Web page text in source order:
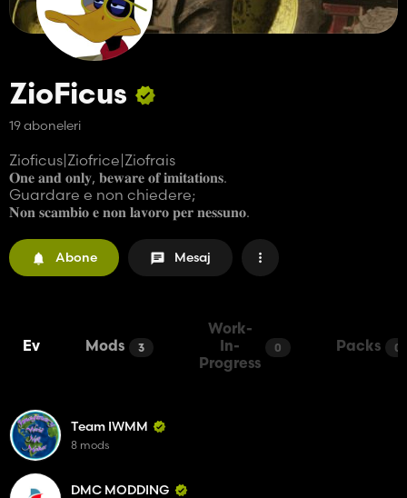
ZioFicus
19 aboneleri
Zioficus|Ziofrice|Ziofrais
𝐎𝐧𝐞 𝐚𝐧𝐝 𝐨𝐧𝐥𝐲, 𝐛𝐞𝐰𝐚𝐫𝐞 𝐨𝐟 𝐢𝐦𝐢𝐭𝐚𝐭𝐢𝐨𝐧𝐬.
Guardare e non chiedere;
𝐍𝐨𝐧 𝐬𝐜𝐚𝐦𝐛𝐢𝐨 𝐞 𝐧𝐨𝐧 𝐥𝐚𝐯𝐨𝐫𝐨 𝐩𝐞𝐫 𝐧𝐞𝐬𝐬𝐮𝐧𝐨.
Abone Mesaj
Ev Mods 3
Work-
In-
Progress
0 Packs 0
Team IWMM
8 mods
DMC MODDING